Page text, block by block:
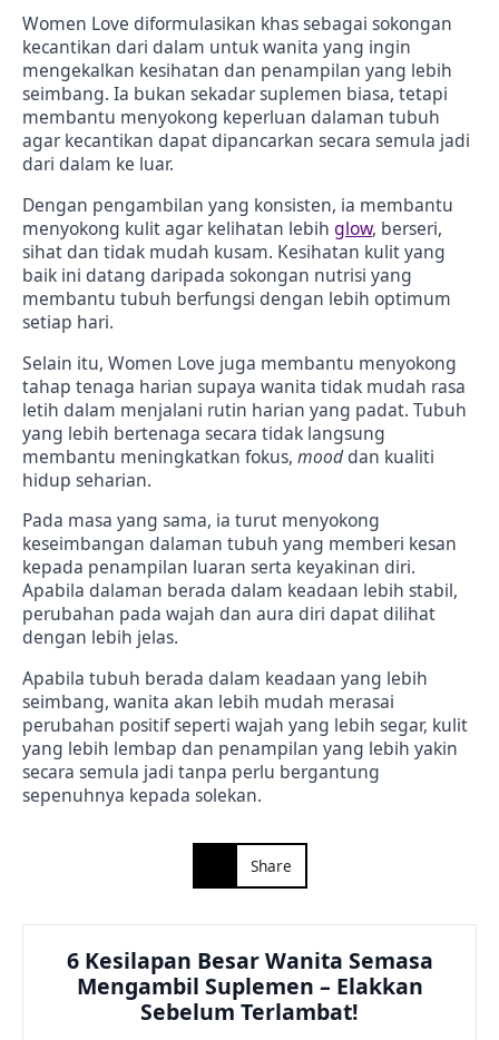
Women Love diformulasikan khas sebagai sokongan
kecantikan dari dalam untuk wanita yang ingin
mengekalkan kesihatan dan penampilan yang lebih
seimbang. Ia bukan sekadar suplemen biasa, tetapi
membantu menyokong keperluan dalaman tubuh
agar kecantikan dapat dipancarkan secara semula jadi
dari dalam ke luar.
Dengan pengambilan yang konsisten, ia membantu
menyokong kulit agar kelihatan lebih glow, berseri,
sihat dan tidak mudah kusam. Kesihatan kulit yang
baik ini datang daripada sokongan nutrisi yang
membantu tubuh berfungsi dengan lebih optimum
setiap hari.
Selain itu, Women Love juga membantu menyokong
tahap tenaga harian supaya wanita tidak mudah rasa
letih dalam menjalani rutin harian yang padat. Tubuh
yang lebih bertenaga secara tidak langsung
membantu meningkatkan fokus, mooddan kualiti
hidup seharian.
Pada masa yang sama, ia turut menyokong
keseimbangan dalaman tubuh yang memberi kesan
kepada penampilan luaran serta keyakinan diri.
Apabila dalaman berada dalam keadaan lebih stabil,
perubahan pada wajah dan aura diri dapat dilihat
dengan lebih jelas.
Apabila tubuh berada dalam keadaan yang lebih
seimbang, wanita akan lebih mudah merasai
perubahan positif seperti wajah yang lebih segar, kulit
yang lebih lembap dan penampilan yang lebih yakin
secara semula jadi tanpa perlu bergantung
sepenuhnya kepada solekan.
Share
6 Kesilapan Besar Wanita Semasa
Mengambil Suplemen – Elakkan
Sebelum Terlambat!